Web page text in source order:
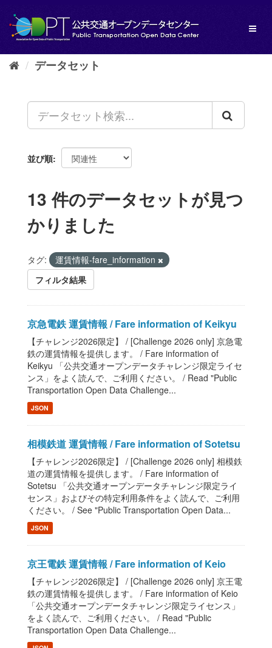
し
データセット
並び順
13 件のデータセットが見つ
かりました
タグ:
運賃情報-fare_information
フィルタ結果
京急電鉄 運賃情報 / Fare information of Keikyu
【チャレンジ2026限定】 / [Challenge 2026 only] 京急電
鉄の運賃情報を提供します。 / Fare information of
Keikyu 「公共交通オープンデータチャレンジ限定ライセ
ンス」をよく読んで、ご利用ください。 / Read "Public
Transportation Open Data Challenge...
JSON
相模鉄道 運賃情報 / Fare information of Sotetsu
【チャレンジ2026限定】 / [Challenge 2026 only] 相模鉄
道の運賃情報を提供します。 / Fare information of
Sotetsu 「公共交通オープンデータチャレンジ限定ライ
センス」およびその特定利用条件をよく読んで、ご利用
ください。 / See "Public Transportation Open Data...
JSON
京王電鉄 運賃情報 / Fare information of Keio
【チャレンジ2026限定】 / [Challenge 2026 only] 京王電
鉄の運賃情報を提供します。 / Fare information of Keio
「公共交通オープンデータチャレンジ限定ライセンス」
をよく読んで、ご利用ください。 / Read "Public
Transportation Open Data Challenge...